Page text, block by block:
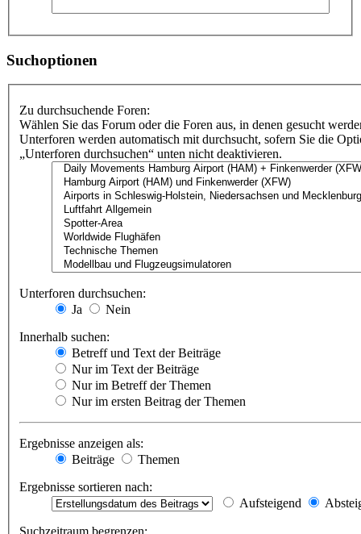
Suchoptionen
Zu durchsuchende Foren:
Wählen Sie das Forum oder die Foren aus, in denen gesucht
Unterforen werden automatisch mit durchsucht, sofern Sie die
„Unterforen durchsuchen“ unten nicht deaktivieren.
Unterforen durchsuchen:
Ja
Nein
Innerhalb suchen:
Betreff und Text der Beiträge
Nur im Text der Beiträge
Nur im Betreff der Themen
Nur im ersten Beitrag der Themen
Ergebnisse anzeigen als:
Beiträge
Themen
Ergebnisse sortieren nach:
Aufsteigend
Suchzeitraum begrenzen: